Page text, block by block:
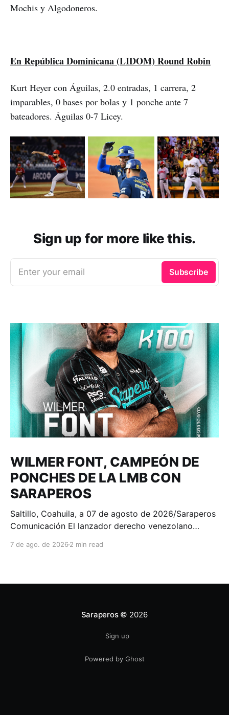
Mochis y Algodoneros.
En República Dominicana (LIDOM) Round Robin
Kurt Heyer con Águilas, 2.0 entradas, 1 carrera, 2
imparables, 0 bases por bolas y 1 ponche ante 7
bateadores. Águilas 0-7 Licey.
Sign up for more like this.
Enter your email Subscribe
WILMER FONT, CAMPEÓN DE
PONCHES DE LA LMB CON
SARAPEROS
Saltillo, Coahuila, a 07 de agosto de 2026/Saraperos
Comunicación El lanzador derecho venezolano
ponches de la Liga Mexicana de Beisbol Banorte, al
7 de ago. de 2026 2 min read
Saraperos© 2026
Sign up
Powered by Ghost